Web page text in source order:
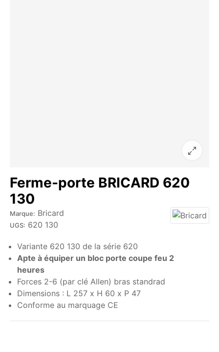
Ferme-porte BRICARD 620
130
Marque: Bricard
UGS: 620 130
Variante 620 130 de la série 620
Apte à équiper un bloc porte coupe feu 2
heures
Forces 2-6 (par clé Allen) bras standrad
Dimensions : L 257 x H 60 x P 47
Conforme au marquage CE